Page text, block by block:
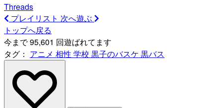
Threads
プレイリスト 次へ遊ぶ
トップへ戻る
今まで 95,601 回遊ばれてます
タグ： アニメ 相性 学校 黒子のバスケ 黒バス